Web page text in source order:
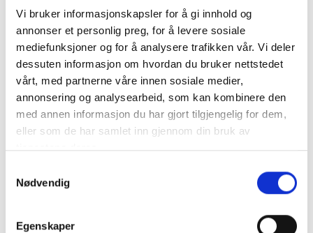
Vi bruker informasjonskapsler for å gi innhold og
annonser et personlig preg, for å levere sosiale
mediefunksjoner og for å analysere trafikken vår. Vi deler
dessuten informasjon om hvordan du bruker nettstedet
vårt, med partnerne våre innen sosiale medier,
annonsering og analysearbeid, som kan kombinere den
med annen informasjon du har gjort tilgjengelig for dem,
eller som de har samlet inn gjennom din bruk av
tjenestene deres.
Nødvendig
Egenskaper
norske markedet et bredt utvalg kvalitetsprodukter i
alle prisklasser. Selskapet importerer produkter fra
klassiske vinland i Europa, samt fra den nye verden.
Kvalitet og tradisjon er viktig, men også
nysgjerrigheten på det nye og unike. Vinverden er i
konstant utvikling og det er derfor viktig å ha en god
oversikt over nye trender og produsenter som skaper
noe nytt.